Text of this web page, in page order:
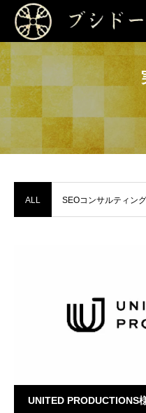
ALL SEOコンサルティング
UNITED PRODUCTIONS